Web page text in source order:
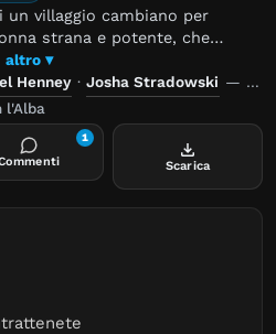
un villaggio cambiano per
strana e potente, che
il bambino di un'antica
l'equilibrio tra Luce e Tenebre
se affidare a lei - e a se
prima che il Tenebroso si
Battaglia inizi.
altro ▾
Henney· Josha Stradowski —
l'Alba
1
Scarica